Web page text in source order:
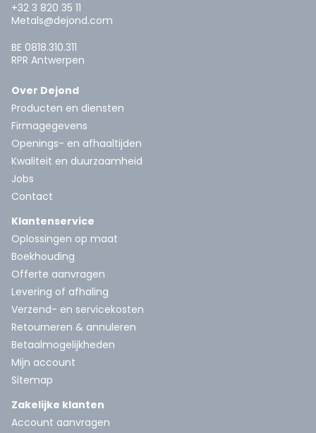
+32 3 820 35 11
Metals@dejond.com
BE 0818.310.311
RPR Antwerpen
Over Dejond
Producten en diensten
Firmagegevens
Openings- en afhaaltijden
Kwaliteit en duurzaamheid
Jobs
Contact
Klantenservice
Oplossingen op maat
Boekhouding
Offerte aanvragen
Levering of afhaling
Verzend- en servicekosten
Retourneren & annuleren
Betaalmogelijkheden
Mijn account
Sitemap
Zakelijke klanten
Account aanvragen